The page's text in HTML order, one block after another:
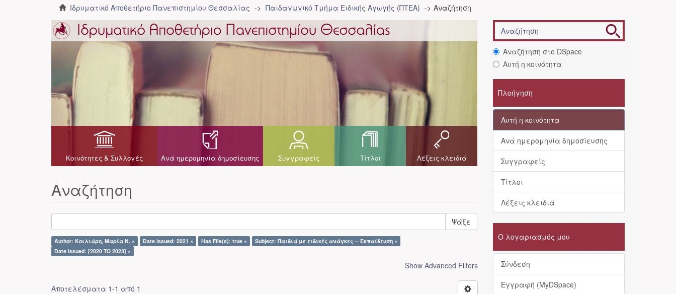
Ιδρυματικό Αποθετήριο Πανεπιστημίου Θεσσαλίας Παιδαγωγικό Τμήμα Ειδικής Αγωγής (ΠΤΕΑ) Αναζήτηση
Κοινότητες & Συλλογές Ανά ημερομηνία δημοσίευσης Συγγραφείς Τίτλοι Λέξεις κλειδιά
Αναζήτηση
Ψάξε
Author: Κοιλιάρη, Μαρία Ν. × Date issued: 2021 × Has File(s): true ×
Subject: Παιδιά με ειδικές ανάγκες -- Εκπαίδευση ×
Date issued: [2020 TO 2023] ×
Show Advanced Filters
Αποτελέσματα 1-1 από 1
Αναζήτηση στο DSpace
Αυτή η κοινότητα
Πλοήγηση
Αυτή η κοινότητα
Ανά ημερομηνία δημοσίευσης
Συγγραφείς
Τίτλοι
Λέξεις κλειδιά
Ο λογαριασμός μου
Σύνδεση
Εγγραφή (MyDSpace)